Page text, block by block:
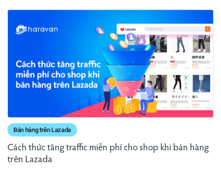
Bán hàng trên Lazada
Cách thức tăng traffic miễn phí cho shop khi bán hàng
trên Lazada